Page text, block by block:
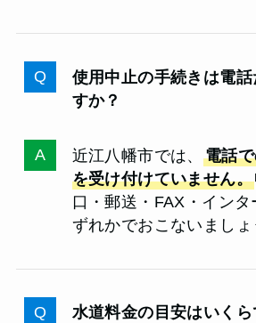
使用中止の手続きは電話
すか？
近江八幡市では、 電話
を受け付けていません。
口・郵送・FAX・イン
ずれかでおこないましょ
水道料金の目安はいくら